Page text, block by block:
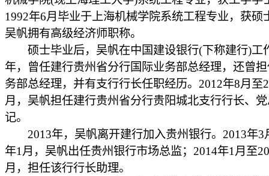
1992年6月毕业于上海机械学院系统工程专业，获硕
吴帆拥有高级经济师职称。
硕士毕业后，吴帆在中国建设银行(下称建行)工
年，曾任建行贵州省分行国际业务部总经理，还曾
务部总经理，并有支行行长任职经历。2012年8月至
月，吴帆担任建行贵州省分行贵阳城北支行行长、
记。
2013年，吴帆离开建行加入贵州银行。2013年3
年1月，吴帆出任贵州银行市场总监；2014年1月至
月，担任该行行长助理。